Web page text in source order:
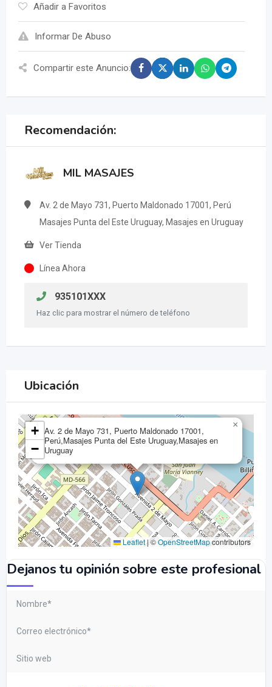
Añadir a Favoritos
Informar De Abuso
Compartir este Anuncio:
Recomendación:
MIL MASAJES
Av. 2 de Mayo 731, Puerto Maldonado 17001, Perú
Masajes Punta del Este Uruguay, Masajes en Uruguay
Ver Tienda
Línea Ahora
935101XXX
Haz clic para mostrar el número de teléfono
Ubicación
Av. 2 de Mayo 731, Puerto Maldonado 17001,
Perú,Masajes Punta del Este Uruguay,Masajes en
Uruguay
×
+
−
Leaflet|©OpenStreetMapcontributors
Dejanos tu opinión sobre este profesional